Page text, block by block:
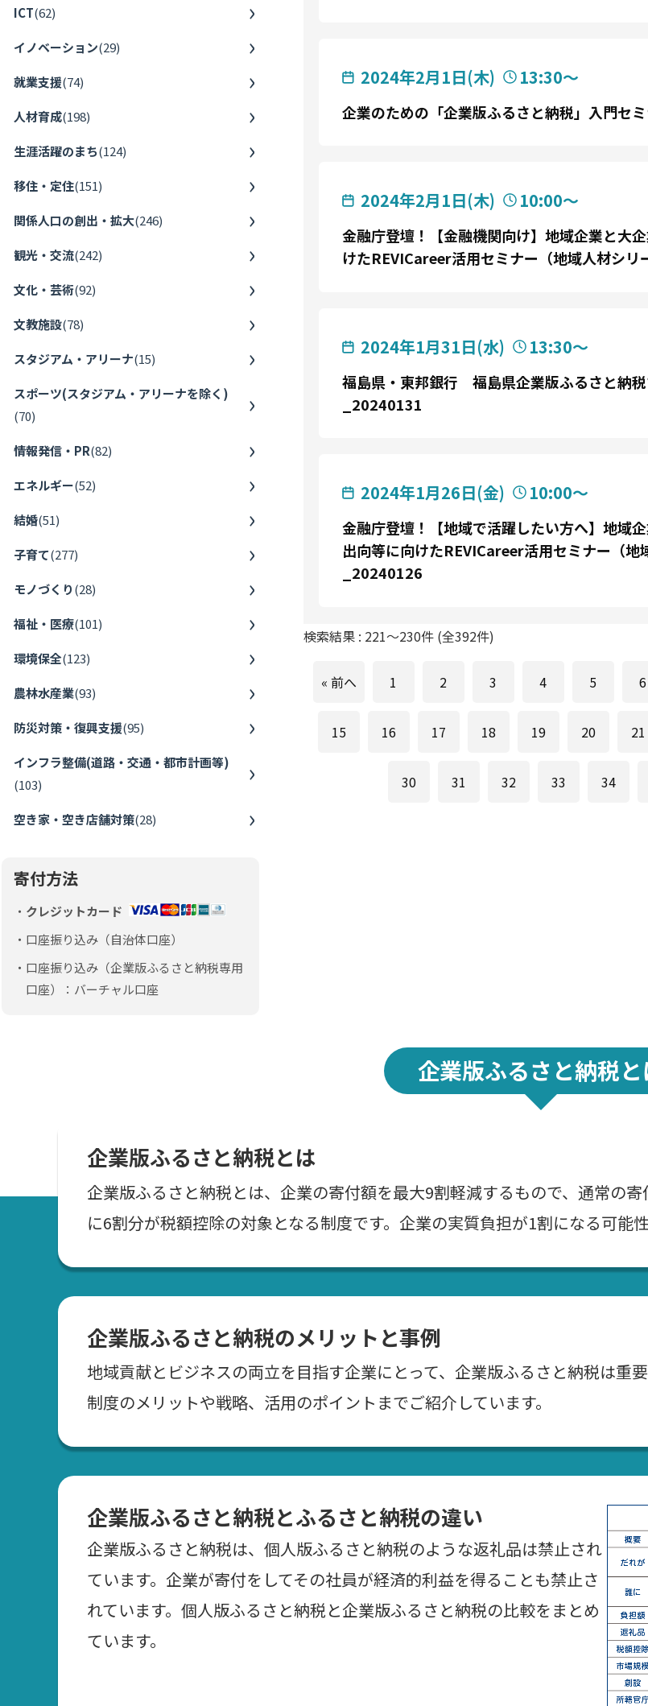
ICT(62)
イノベーション(29)
就業支援(74)
人材育成(198)
生涯活躍のまち(124)
移住・定住(151)
関係人口の創出・拡大(246)
観光・交流(242)
文化・芸術(92)
文教施設(78)
スタジアム・アリーナ(15)
スポーツ(スタジアム・アリーナを除く)
(70)
情報発信・PR(82)
エネルギー(52)
結婚(51)
子育て(277)
モノづくり(28)
福祉・医療(101)
環境保全(123)
農林水産業(93)
防災対策・復興支援(95)
インフラ整備(道路・交通・都市計画等)
(103)
空き家・空き店舗対策(28)
寄付方法
クレジットカード
口座振り込み（自治体口座）
口座振り込み（企業版ふるさと納税専用
口座）：バーチャル口座
2024年2月1日(木) 13:30〜
企業のための「企業版ふるさと納税」入門セ
2024年2月1日(木) 10:00〜
金融庁登壇！【金融機関向け】地域企業と大
けたREVICareer活用セミナー（地域人材シ
2024年1月31日(水) 13:30〜
福島県・東邦銀行 福島県企業版ふるさと納
_20240131
2024年1月26日(金) 10:00〜
金融庁登壇！【地域で活躍したい方へ】地域
出向等に向けたREVICareer活用セミナー（地
_20240126
検索結果 : 221～230件 (全392件)
« 前へ 1 2 3 4 5 6
15 16 17 18 19 20 21
30 31 32 33 34
企業版ふるさと納税と
企業版ふるさと納税とは
企業版ふるさと納税とは、企業の寄付額を最大9割軽減するもので、通常の
に6割分が税額控除の対象となる制度です。企業の実質負担が1割になる可能性
企業版ふるさと納税のメリットと事例
地域貢献とビジネスの両立を目指す企業にとって、企業版ふるさと納税は重
制度のメリットや戦略、活用のポイントまでご紹介しています。
企業版ふるさと納税とふるさと納税の違い
企業版ふるさと納税は、個人版ふるさと納税のような返礼品は禁止され
ています。企業が寄付をしてその社員が経済的利益を得ることも禁止さ
れています。個人版ふるさと納税と企業版ふるさと納税の比較をまとめ
ています。